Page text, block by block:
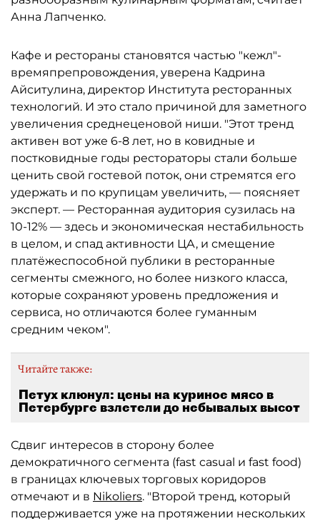
Анна Лапченко.
Кафе и рестораны становятся частью "кежл"-
времяпрепровождения, уверена Кадрина
Айситулина, директор Института ресторанных
технологий. И это стало причиной для заметного
увеличения среднеценовой ниши. "Этот тренд
активен вот уже 6-8 лет, но в ковидные и
постковидные годы рестораторы стали больше
ценить свой гостевой поток, они стремятся его
удержать и по крупицам увеличить, — поясняет
эксперт. — Ресторанная аудитория сузилась на
10-12% — здесь и экономическая нестабильность
в целом, и спад активности ЦА, и смещение
платёжеспособной публики в ресторанные
сегменты смежного, но более низкого класса,
которые сохраняют уровень предложения и
сервиса, но отличаются более гуманным
средним чеком".
Читайте также:
Петух клюнул: цены на куриное мясо в
Петербурге взлетели до небывалых высот
Сдвиг интересов в сторону более
демократичного сегмента (fast casual и fast food)
в границах ключевых торговых коридоров
отмечают и в Nikoliers. "Второй тренд, который
поддерживается уже на протяжении нескольких